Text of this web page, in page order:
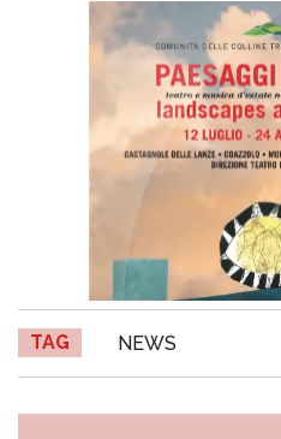
TAG NEWS